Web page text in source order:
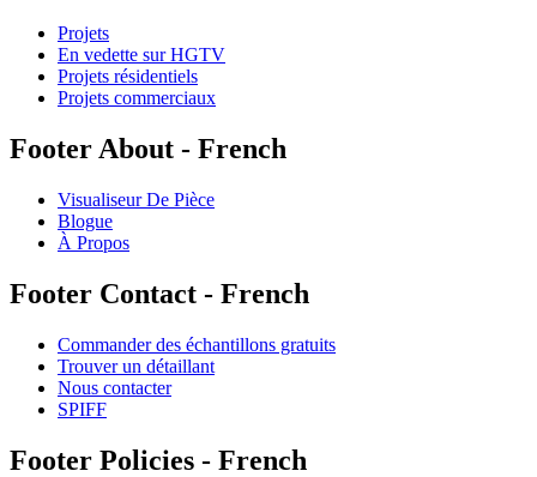
Projets
En vedette sur HGTV
Projets résidentiels
Projets commerciaux
Footer About - French
Visualiseur De Pièce
Blogue
À Propos
Footer Contact - French
Commander des échantillons gratuits
Trouver un détaillant
Nous contacter
SPIFF
Footer Policies - French